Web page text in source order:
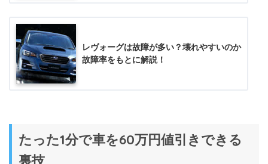
レヴォーグは故障が多い？壊れやすいのか
故障率をもとに解説！
たった1分で車を60万円値引きできる
裏技